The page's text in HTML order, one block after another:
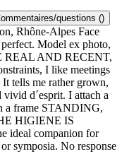
questions ()
Rhône-Alpes Face
Model ex photo,
REAL AND RECENT,
I like meetings
tells me rather grown,
d´esprit. I attach a
a frame STANDING,
HIGIENE IS
ideal companion for
symposia. No response